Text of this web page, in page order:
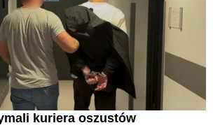
kuriera oszustów